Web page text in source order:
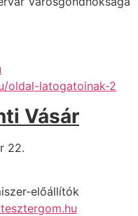
oldal-latogatoinak-2
Vásár
22.
előállítók